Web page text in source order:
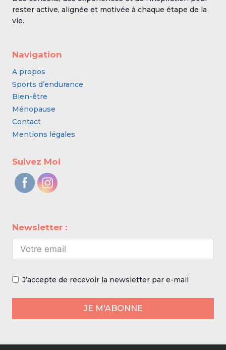
rester active, alignée et motivée à chaque étape de la
vie.
Navigation
A propos
Sports d’endurance
Bien-être
Ménopause
Contact
Mentions légales
Suivez Moi
Newsletter :
J’accepte de recevoir la newsletter par e-mail
JE M'ABONNE